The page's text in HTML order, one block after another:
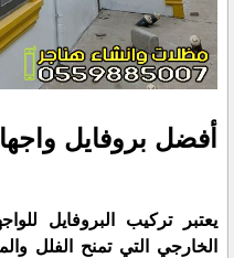
أفضل بروفايل
يعتبر تركيب البروفايل
الخارجي التي تمنح الفلل